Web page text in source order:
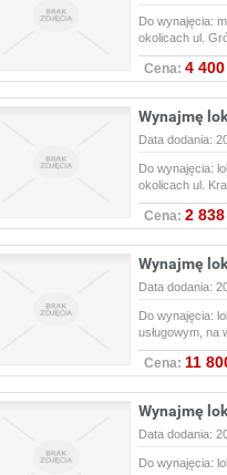
Do wynajęcia:
okolicach ul.
Cena: 4 400
Wynajmę
Data dodania:
Do wynajęcia:
okolicach ul.
Cena: 2 838
Wynajmę
Data dodania:
Do wynajęcia:
usługowym,
Cena: 11
Wynajmę
Data dodania:
Do wynajęcia: